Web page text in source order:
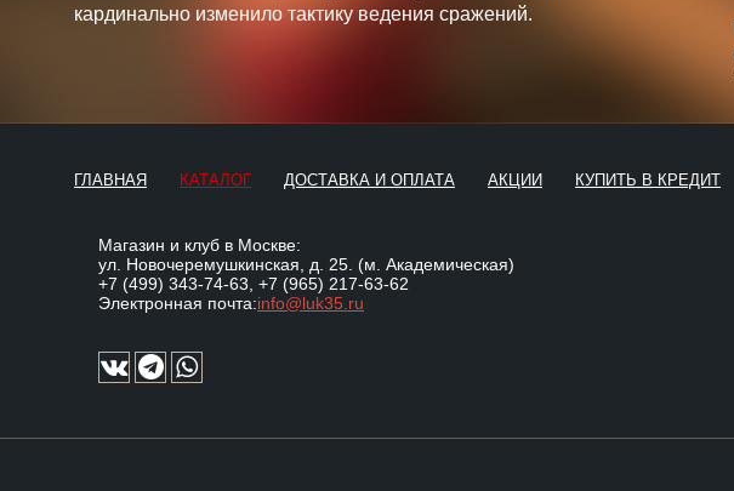
кардинально изменило тактику ведения сражений.
ГЛАВНАЯ КАТАЛОГ ДОСТАВКА И ОПЛАТА АКЦИИ КУПИТЬ В КРЕДИТ
Магазин и клуб в Москве:
ул. Новочеремушкинская, д. 25. (м. Академическая)
+7 (499) 343-74-63 +7 (965) 217-63-62
Электронная почта:info@luk35.ru